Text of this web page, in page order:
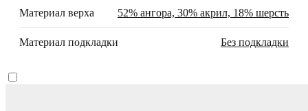
Материал верха 52% ангора, 30% акрил, 18% шерсть
Материал подкладки Без подкладки